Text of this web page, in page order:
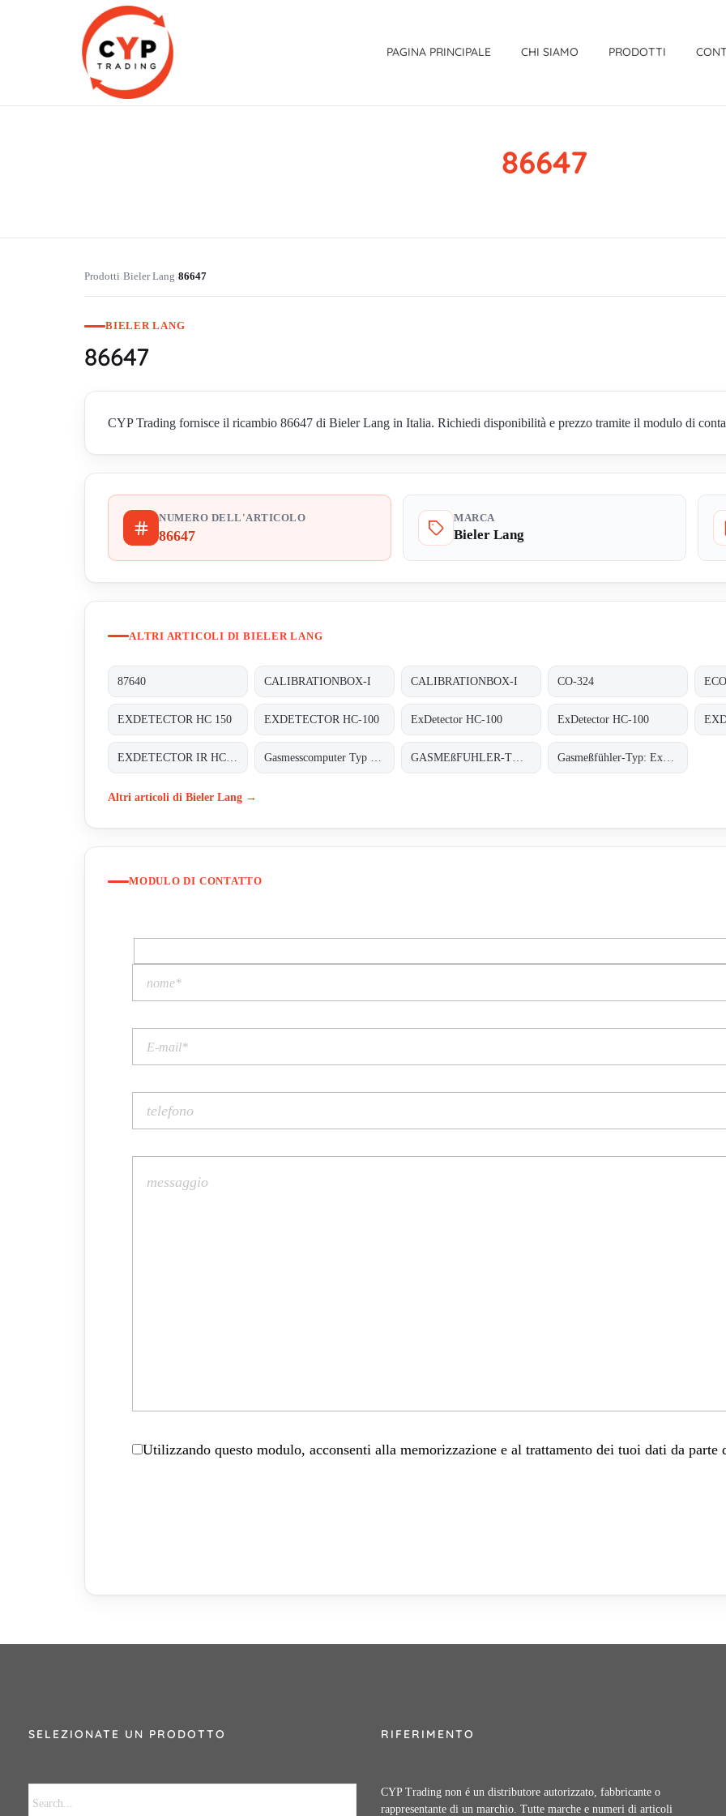
PAGINA PRINCIPALE CHI SIAMO PRODOTTI
86647
Prodotti›Bieler Lang›86647
BIELER LANG
86647
CYP Trading fornisce il ricambio 86647 di Bieler Lang in Italia. Richiedi disponibilità e prezzo tramite il modulo di
NUMERO DELL'ARTICOLO
86647
MARCA
Bieler Lang
ALTRI ARTICOLI DI BIELER LANG
87640 CALIBRATIONBOX-I CALIBRATIONBOX-I CO-324
EXDETECTOR HC 150 EXDETECTOR HC-100 ExDetector HC-100 ExDetector HC-100
Altri articoli di Bieler Lang →
MODULO DI CONTATTO
Utilizzando questo modulo, acconsenti alla memorizzazione e al trattamento dei tuoi dati da parte
SELEZIONATE UN PRODOTTO RIFERIMENTO
CYP Trading non é un distributore autorizzato, fabbricante o
rappresentante di un marchio. Tutte marche e numeri di articoli